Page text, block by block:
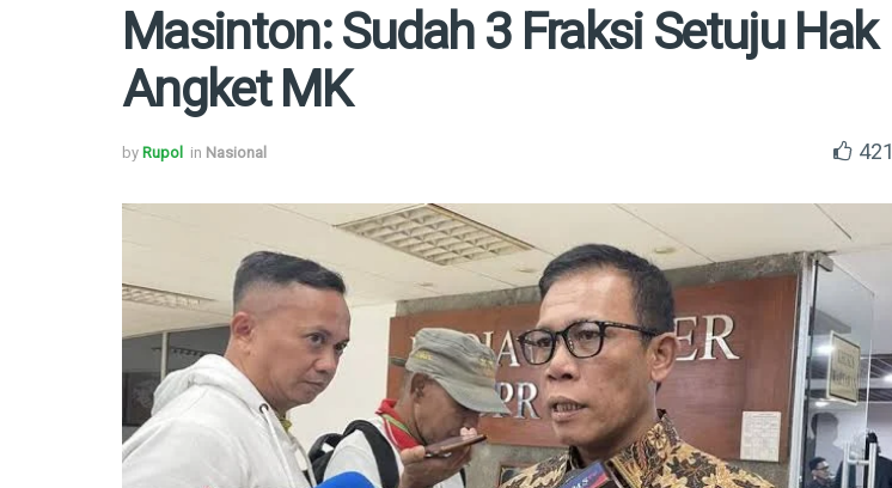
Masinton: Sudah 3 Fraksi Setuju ​Hak
Angket MK
by Rupol in Nasional 421